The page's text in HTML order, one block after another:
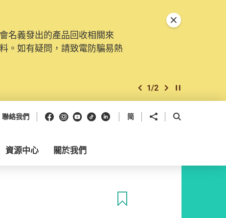
名義發出的產品回收相關來
。如有疑問，請致電防騙易熱
上一個
1/2 下一個開始/暫停幻燈
關閉特別通告
聯絡我們 Facebook
Instagram
Youtube
抖音領英 简 分享到 開啟搜尋框
資源中心 關於我們